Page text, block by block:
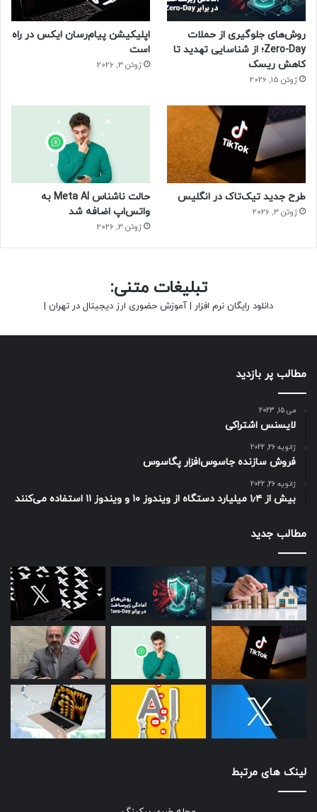
روش‌های جلوگیری از حملات
Zero-Day؛ از شناسایی تهدید تا
کاهش ریسک
ژوئن 15, 2026
اپلیکیشن پیام‌رسان ایکس در راه
است
ژوئن 3, 2026
طرح جدید تیک‌تاک در انگلیس
ژوئن 3, 2026
حالت ناشناس Meta AI به
واتس‌اپ اضافه شد
ژوئن 3, 2026
تبلیغات متنی:
دانلود رایگان نرم افزار | آموزش حضوری ارز دیجیتال در تهران |
مطالب پر بازدید
می 15, 2023
لایسنس اشتراکی
ژانویه 26, 2022
فروش سازنده جاسوس‌افزار پگاسوس
ژانویه 26, 2022
بیش از ۱٫۴ میلیارد دستگاه از ویندوز ۱۰ و ویندوز ۱۱ استفاده می‌کنند
مطالب جدید
لینک های مرتبط